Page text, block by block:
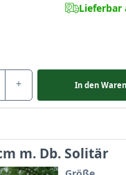
Wuchs eignet
Lieferbar
+ In den
m. Db. Solitär